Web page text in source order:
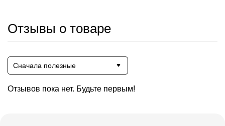
Отзывы о товаре
Сначала полезные
Отзывов пока нет. Будьте первым!